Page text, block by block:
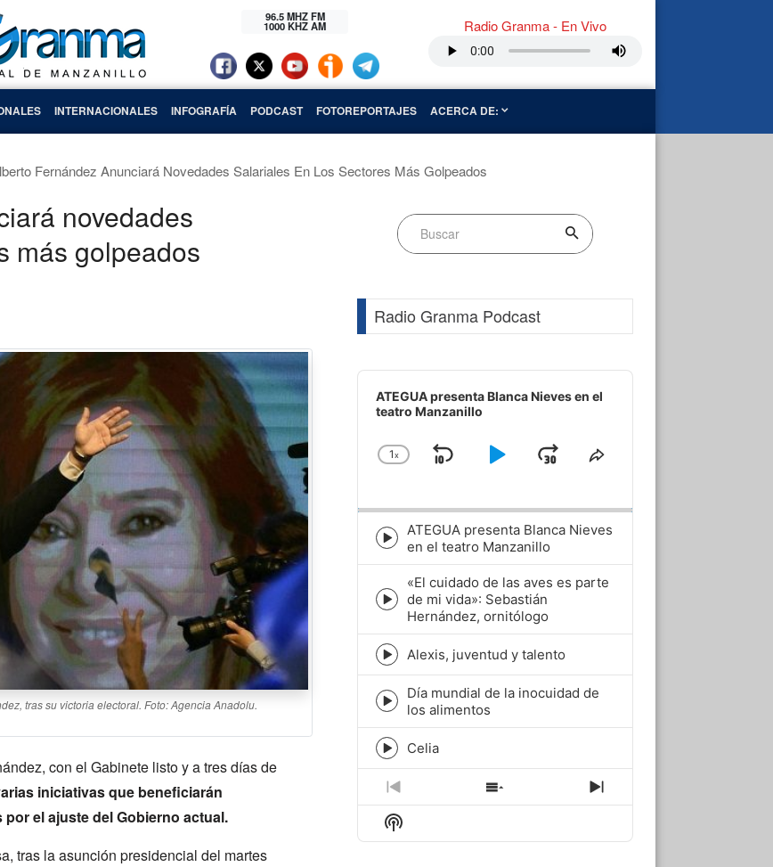
96.5 MHZ FM
1000 KHZ AM Radio Granma - En Vivo
INTERNACIONALES INFOGRAFÍA PODCAST FOTOREPORTAJES ACERCA DE:
Fernández Anunciará Novedades Salariales En Los Sectores Más Golpeados
novedades
más golpeados
tras su victoria electoral. Foto: Agencia Anadolu.
con el Gabinete listo y a tres días de
iniciativas que beneficiarán
el ajuste del Gobierno actual.
tras la asunción presidencial del martes
Radio Granma Podcast
Audio
Player
ATEGUA presenta Blanca Nieves en el
teatro Manzanillo
Change
1x
SkipPlayJumpShare
Episode
play
icon
ATEGUA presenta Blanca Nieves
en el teatro Manzanillo
Episode
play
icon
«El cuidado de las aves es parte
de mi vida»: Sebastián
Hernández, ornitólogo
Episode
play
icon
Alexis, juventud y talento
Episode
play
icon
Día mundial de la inocuidad de
los alimentos
Episode
play
icon
Celia
Previous
Episode
Show
Episodes
Next
Episode
Show
Podcast